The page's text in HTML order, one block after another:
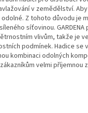
v zemědělství.
Z tohoto důvodu je
síťovinou. GARDENA
vlivům, takže je
podmínek. Hadice se
kombinaci odolných
velmi příjemnou